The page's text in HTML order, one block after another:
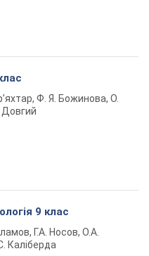
Ф. Я. Божинова, О.
Довгий
9 клас
Г.А. Носов, О.А.
Каліберда